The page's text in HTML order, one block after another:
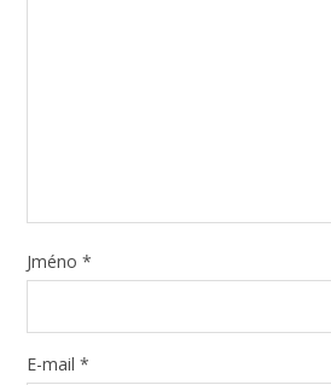
Jméno*
E-mail*